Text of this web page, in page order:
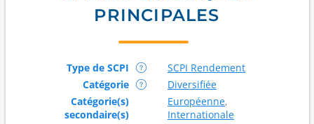
PRINCIPALES
Type de SCPI
SCPI Rendement
Catégorie
Diversifiée
Catégorie(s)
secondaire(s)
Européenne,
Internationale